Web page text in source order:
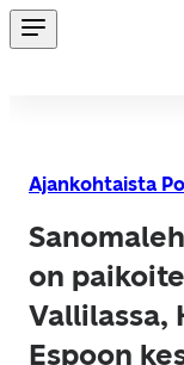
Ajankohtaista
on
Vallilassa,
Espoon